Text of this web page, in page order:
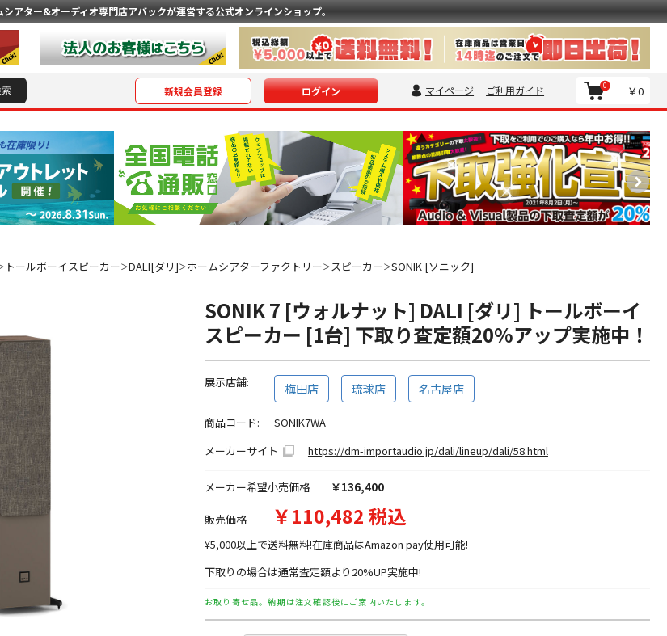
シアター&オーディオ専門店アバックが運営する公式オンラインショップ。
新規会員登録 ログイン マイページ ご利用ガイド ￥0
0
トールボーイスピーカー＞DALI[ダリ]＞ホームシアターファクトリー＞スピーカー＞SONIK [ソニック]
SONIK 7 [ウォルナット] DALI [ダリ] トールボーイ
スピーカー [1台] 下取り査定額20%アップ実施中！
展示店舗: 梅田店 琉球店 名古屋店
商品コード:
SONIK7WA
メーカーサイト
https://dm-importaudio.jp/dali/lineup/dali/58.html
メーカー希望小売価格 ￥136,400
販売価格 ￥110,482 税込
¥5,000以上で送料無料!在庫商品はAmazon pay使用可能!
下取りの場合は通常査定額より20%UP実施中!
お取り寄せ品。納期は注文確認後にご案内いたします。